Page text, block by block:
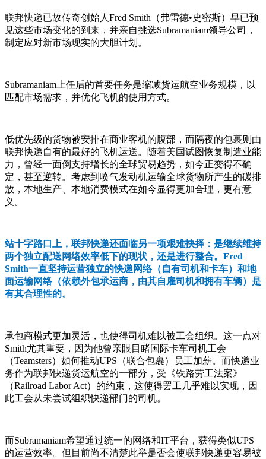
联邦快递已故传奇创始人Fred Smith（弗雷德•史密斯）早已预
见这些市场变化的到来，并亲自挑选Subramaniam领导公司，
制定应对新市场现实的大胆计划。
Subramaniam上任后的首要任务是缩减货运航空业务规模，以
匹配市场需求，并优化飞机的使用方式。
低优先级的货物被安排在商业客机的腹部，而隔夜的包裹则由
联邦快递自有的最好的飞机运送。随着美国试图恢复制造业能
力，曾经一面倒支持增长的全球贸易趋势，如今正变得不确
定，甚至逆转。考虑到喷气发动机运输全球货物所产生的碳排
放，本地生产、本地消费模式在如今显得更加合理，更有意
义。
站十字路口上，联邦快递还面临另一项艰难抉择：是继续维持
两个独立配送网络效率低下的现状，还是进行整合。Fred
Smith一直坚持运营独立的快递网络（自有司机和卡车）和地
面运输网络（依赖外包承运商，由其自雇司机和拥有车辆）是
有其合理性的。
承包商模式更加灵活，也使得司机难以被工会组织。这一点对
Smith尤其重要，因为他曾亲眼目睹国际卡车司机工会
（Teamsters）如何推动UPS（联合包裹）员工加薪。而快递业
务作为联邦快递货运航空的一部分，受《铁路劳工法案》
（Railroad Labor Act）的约束，这使得罢工几乎难以实现，因
此工会从未尝试组织快递部门的司机。
而Subramaniam希望通过统一的网络和IT平台，获得类似UPS
的运营效率。但目前尚不清楚此举是否会使联邦快递更容易被